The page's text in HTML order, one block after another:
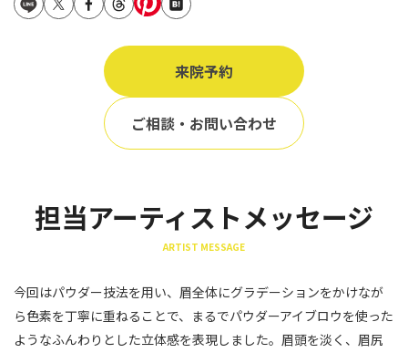
名古屋
福岡
来院予約
ご相談・お問い合わせ
担当アーティストメッセージ
ARTIST MESSAGE
今回はパウダー技法を用い、眉全体にグラデーションをかけなが
ら色素を丁寧に重ねることで、まるでパウダーアイブロウを使った
ようなふんわりとした立体感を表現しました。眉頭を淡く、眉尻